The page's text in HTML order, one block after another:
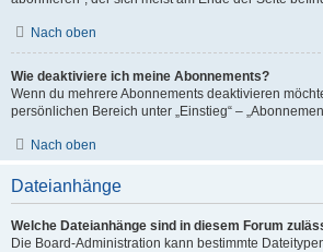
Nach oben
Wie deaktiviere ich meine Abonnements?
Wenn du mehrere Abonnements deaktivieren
persönlichen Bereich unter „Einstieg“ –
Nach oben
Dateianhänge
Welche Dateianhänge sind in diesem Forum
Die Board-Administration kann bestimmte